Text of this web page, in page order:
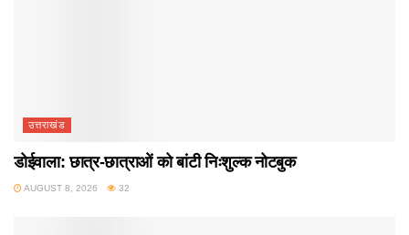
उत्तराखंड
डोईवाला: छात्र-छात्राओं को बांटी निःशुल्क नोटबुक
AUGUST 8, 2026 32